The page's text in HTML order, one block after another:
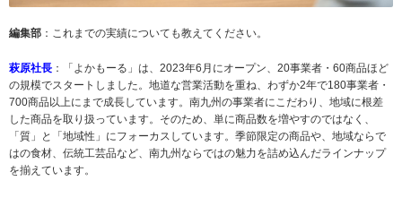
編集部 ：これまでの実績についても教えてください。
萩原社長 ：「よかもーる」は、2023年6月にオープン、20事業者・60商品ほど
の規模でスタートしました。地道な営業活動を重ね、わずか2年で180事業者・
700商品以上にまで成長しています。南九州の事業者にこだわり、地域に根差
した商品を取り扱っています。そのため、単に商品数を増やすのではなく、
「質」と「地域性」にフォーカスしています。季節限定の商品や、地域ならで
はの食材、伝統工芸品など、南九州ならではの魅力を詰め込んだラインナップ
を揃えています。